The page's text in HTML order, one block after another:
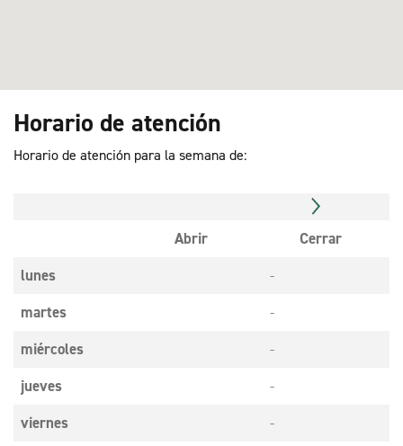
Horario de atención
Horario de atención para la semana de:
Abrir
Cerrar
lunes
-
martes
-
miércoles
-
jueves
-
viernes
-